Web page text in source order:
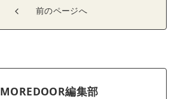
前のページへ
MOREDOOR編集部